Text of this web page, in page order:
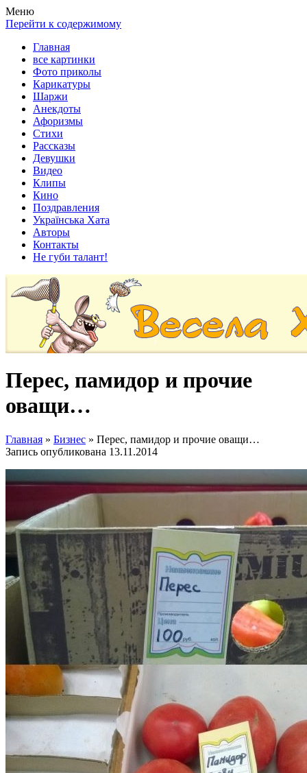
Весела хата — прикольные картинки, смешные истории,
клипы!
Покажем всем ваши фото приколы, карикатуры, шаржи, стихи,
рассказы, видео и песни!
Меню
Перейти к содержимому
Главная
все картинки
Фото приколы
Карикатуры
Шаржи
Анекдоты
Афоризмы
Стихи
Рассказы
Девушки
Видео
Клипы
Кино
Поздравления
Українська Хата
Авторы
Контакты
Не губи талант!
Перес, памидор и прочие
оващи…
Главная » Бизнес » Перес, памидор и прочие оващи…
Запись опубликована 13.11.2014